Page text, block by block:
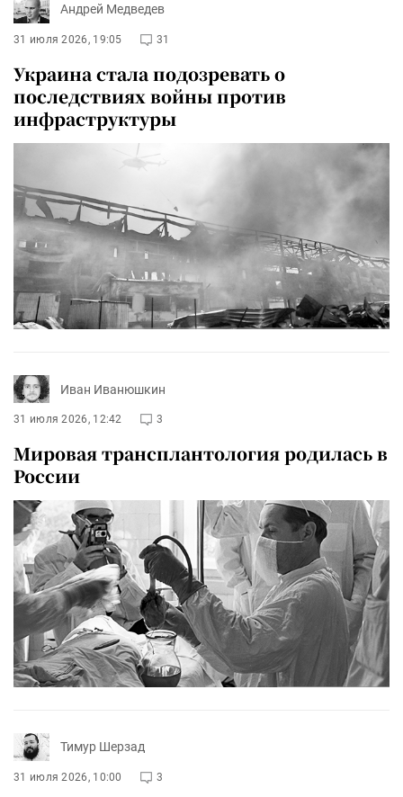
Андрей Медведев
31 июля 2026, 19:05 31
Украина стала подозревать о
последствиях войны против
инфраструктуры
Иван Иванюшкин
31 июля 2026, 12:42 3
Мировая трансплантология родилась в
России
Тимур Шерзад
31 июля 2026, 10:00 3